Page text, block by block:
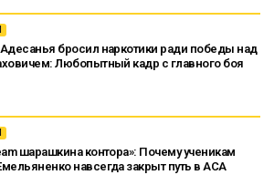
бросил наркотики ради победы над
Любопытный кадр с главного боя
шарашкина контора»: Почему ученикам
навсегда закрыт путь в ACA